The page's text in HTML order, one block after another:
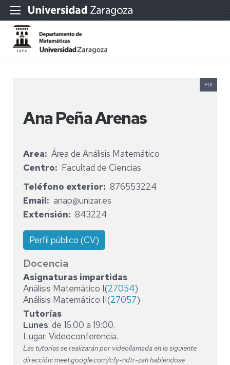
Ana Peña Arenas
PDI
Area
Área de Análisis Matemático
Centro
Facultad de Ciencias
Teléfono exterior
876553224
Email
anap@unizar.es
Extensión
843224
Perfil público (CV)
Docencia
Asignaturas impartidas
Análisis Matemático I(27054)
Análisis Matemático II(27057)
Tutorías
Lunes: de 16:00 a 19:00.
Lugar: Videoconferencia.
Las tutorías se realizarán por videollamada en la siguiente
dirección: meet.google.com/cfy-ndtr-zah habiendose